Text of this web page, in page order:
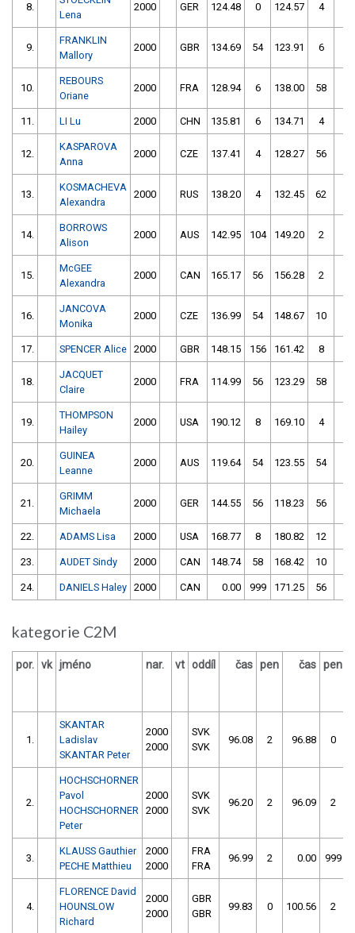
8.
Lena
2000 GER 124.48 0 124.57 4
9.
FRANKLIN
Mallory
2000 GBR 134.69 54 123.91 6
10.
REBOURS
Oriane
2000 FRA 128.94 6 138.00 58
11. LI Lu 2000 CHN 135.81 6 134.71 4
12.
KASPAROVA
Anna
2000 CZE 137.41 4 128.27 56
13.
KOSMACHEVA
Alexandra
2000 RUS 138.20 4 132.45 62
14.
BORROWS
Alison
2000 AUS 142.95 104 149.20 2
15.
McGEE
Alexandra
2000 CAN 165.17 56 156.28 2
16.
JANCOVA
Monika
2000 CZE 136.99 54 148.67 10
17. SPENCER Alice 2000 GBR 148.15 156 161.42 8
18.
JACQUET
Claire
2000 FRA 114.99 56 123.29 58
19.
THOMPSON
Hailey
2000 USA 190.12 8 169.10 4
20.
GUINEA
Leanne
2000 AUS 119.64 54 123.55 54
21.
GRIMM
Michaela
2000 GER 144.55 56 118.23 56
22. ADAMS Lisa 2000 USA 168.77 8 180.82 12
23. AUDET Sindy 2000 CAN 148.74 58 168.42 10
24. DANIELS Haley 2000 CAN 0.00 999 171.25 56
kategorie C2M
por. vk jméno nar. vt oddíl čas pen čas pen
1.
SKANTAR
Ladislav
SKANTAR Peter
2000
2000
SVK
SVK
96.08 2 96.88 0
2.
HOCHSCHORNER
Pavol
HOCHSCHORNER
Peter
2000
2000
SVK
SVK
96.20 2 96.09 2
3.
KLAUSS Gauthier
PECHE Matthieu
2000
2000
FRA
FRA
96.99 2 0.00 999
4.
FLORENCE David
HOUNSLOW
Richard
2000
2000
GBR
GBR
99.83 0 100.56 2